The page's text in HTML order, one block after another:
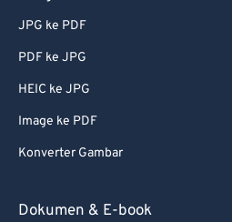
JPG ke PDF
PDF ke JPG
HEIC ke JPG
Image ke PDF
Konverter Gambar
Dokumen & E-book